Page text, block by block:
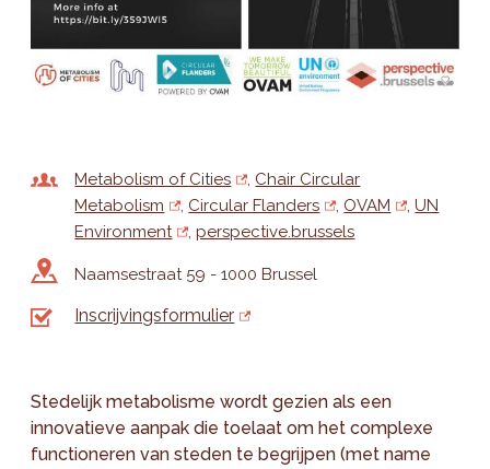
Metabolism of Cities
Chair Circular
Metabolism
Circular Flanders OVAM
UN
Environment
perspective.brussels
Naamsestraat 59 - 1000 Brussel
Inscrijvingsformulier
Stedelijk metabolisme wordt gezien als een
innovatieve aanpak die toelaat om het complexe
functioneren van steden te begrijpen (met name